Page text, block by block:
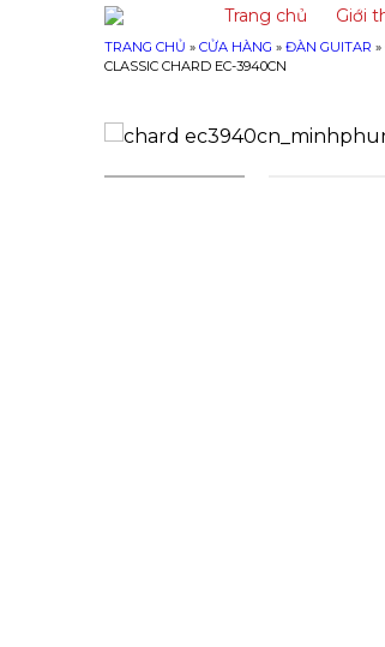
Trang chủ Giới
TRANG CHỦ » CỬA HÀNG » ĐÀN GUITAR »
CLASSIC CHARD EC-3940CN